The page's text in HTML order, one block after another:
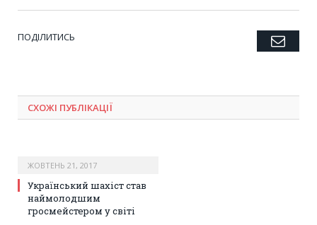
ПОДІЛИТИСЬ Twitter
Facebook
Google+
Pinterest
LinkedIn
Tumblr
СХОЖІ ПУБЛІКАЦІЇ
ЖОВТЕНЬ 21, 2017
Український шахіст став
наймолодшим
гросмейстером у світі